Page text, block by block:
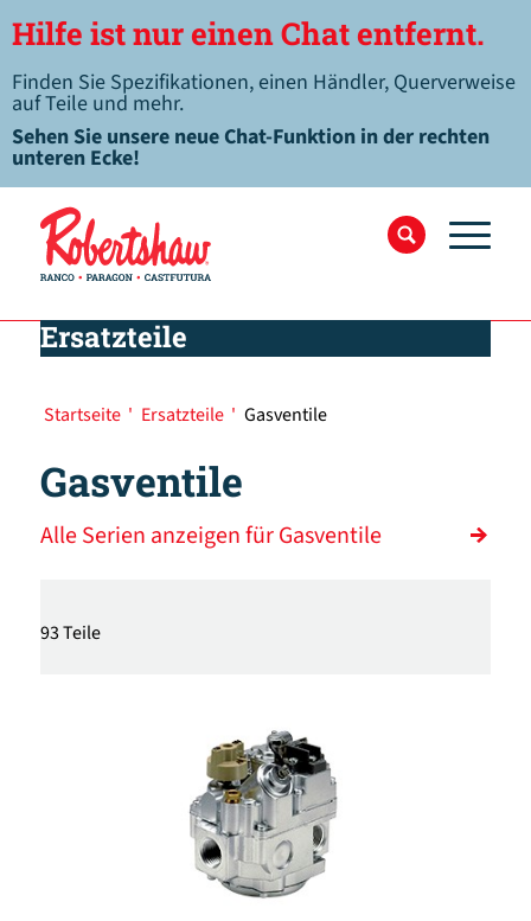
Hilfe ist nur einen Chat entfernt.
Finden Sie Spezifikationen, einen Händler, Querverweise
auf Teile und mehr.
Sehen Sie unsere neue Chat-Funktion in der rechten
unteren Ecke!
Ersatzteile
Startseite ' Ersatzteile ' Gasventile
Gasventile
Alle Serien anzeigen für Gasventile
93 Teile